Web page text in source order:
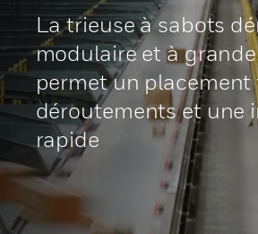
La trieuse à sabots
modulaire et à
permet un placement
déroutements et une
rapide